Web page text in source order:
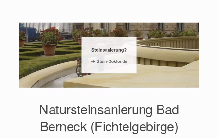
Natursteinsanierung Bad
Berneck (Fichtelgebirge)